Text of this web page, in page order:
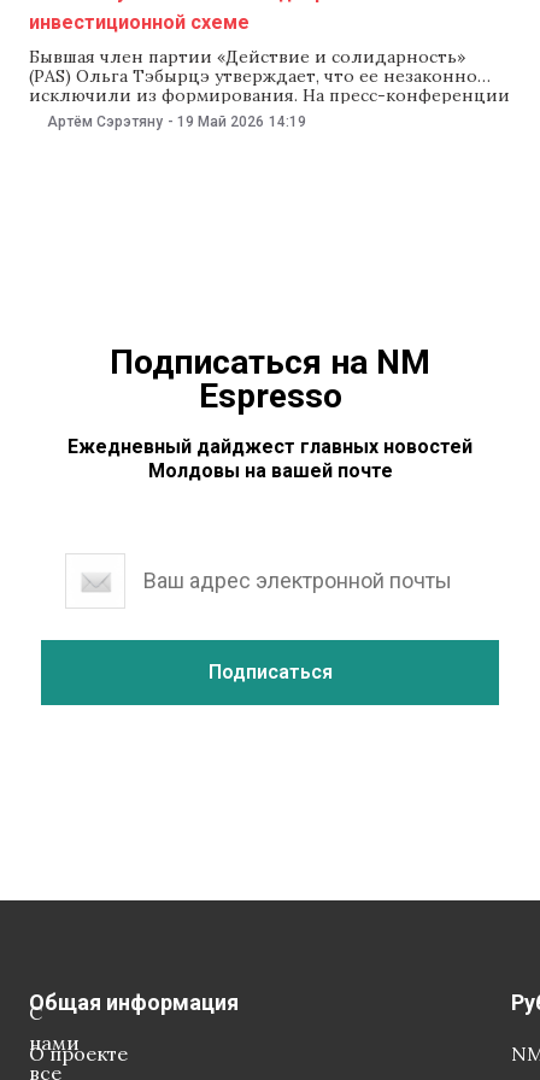
инвестиционной схеме
Бывшая член партии «Действие и солидарность»
(PAS) Ольга Тэбырцэ утверждает, что ее незаконно
исключили из формирования. На пресс-конференции
в IPN 19 мая она заявила, что стала нежелательной
персоной в правящей партии из-за того, что открыто
Артём Сэрэтяну - 19 Май 2026 14:19
Подписаться на NM
Espresso
Ежедневный дайджест главных новостей
Молдовы на вашей почте
С
нами
все
Общая информация
О проекте